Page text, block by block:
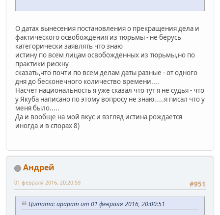
О датах вынесения постановления о прекращения дела и
фактического освобождения из тюрьмы - не берусь
категорически заявлять что знаю
истину по всем лицам освобожденных из тюрьмы,но по
практики рискну
сказать,что почти по всем делам даты разные - от одного
дня до бесконечного количество времени....
Насчет национальность я уже сказал что тут я не судья - что
у Якуба написано по этому вопросу не знаю.....я писал что у
меня было.....
Да и вообще на мой вкус и взгляд истина рождается
иногда и в спорах 8)
Андрей
#951
01 февраля 2016, 20:20:59
Цитата: арарат от 01 февраля 2016, 20:00:51